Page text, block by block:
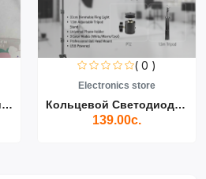
Беспроводные Наушники Air...
( 0 )
Electronics store
Кольцевой Светодиодный Св...
139.00с.